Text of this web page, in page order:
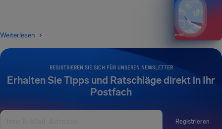
REGISTRIEREN SIE SICH FÜR UNSEREN NEWSLETTER
Erhalten Sie Tipps und Ratschläge direkt in Ihr
Postfach
Registrieren
Weiterlesen